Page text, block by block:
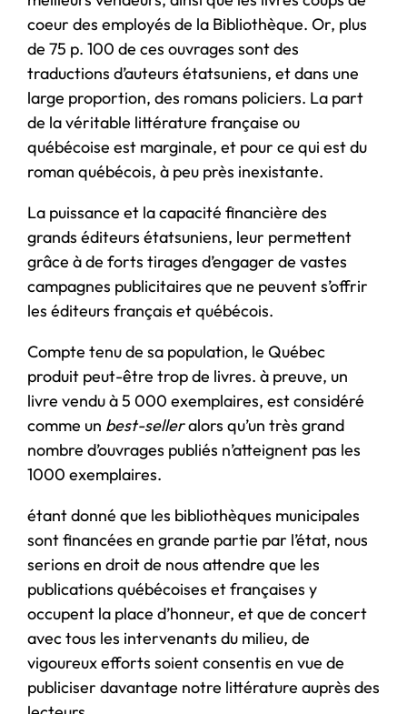
coeur des employés de la Bibliothèque. Or, plus
de 75 p. 100 de ces ouvrages sont des
traductions d’auteurs étatsuniens, et dans une
large proportion, des romans policiers. La part
de la véritable littérature française ou
québécoise est marginale, et pour ce qui est du
roman québécois, à peu près inexistante.
La puissance et la capacité financière des
grands éditeurs étatsuniens, leur permettent
grâce à de forts tirages d’engager de vastes
campagnes publicitaires que ne peuvent s’offrir
les éditeurs français et québécois.
Compte tenu de sa population, le Québec
produit peut-être trop de livres. à preuve, un
livre vendu à 5 000 exemplaires, est considéré
comme un best-selleralors qu’un très grand
nombre d’ouvrages publiés n’atteignent pas les
1000 exemplaires.
étant donné que les bibliothèques municipales
sont financées en grande partie par l’état, nous
serions en droit de nous attendre que les
publications québécoises et françaises y
occupent la place d’honneur, et que de concert
avec tous les intervenants du milieu, de
vigoureux efforts soient consentis en vue de
publiciser davantage notre littérature auprès des